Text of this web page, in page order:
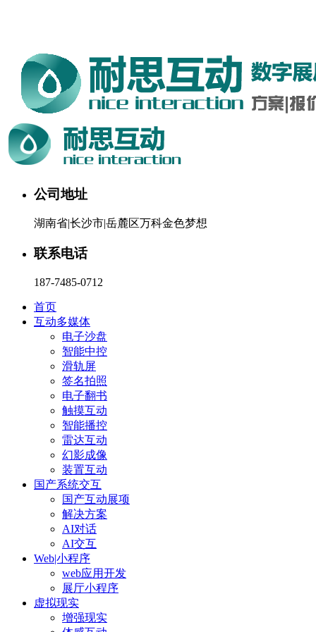
公司地址
湖南省|长沙市|岳麓区万科金色梦想
联系电话
187-7485-0712
首页
互动多媒体
电子沙盘
智能中控
滑轨屏
签名拍照
电子翻书
触摸互动
智能播控
雷达互动
幻影成像
装置互动
国产系统交互
国产互动展项
解决方案
AI对话
AI交互
Web|小程序
web应用开发
展厅小程序
虚拟现实
增强现实